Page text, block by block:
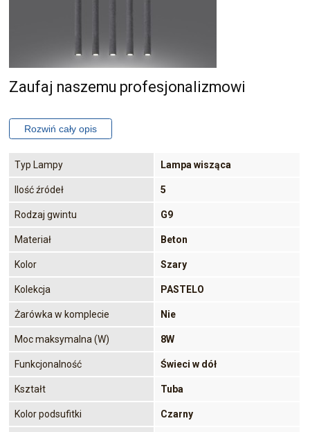
Zaufaj naszemu profesjonalizmowi
Typ Lampy Lampa wisząca
Ilość źródeł 5
Rodzaj gwintu G9
Materiał Beton
Kolor Szary
Kolekcja PASTELO
Żarówka w komplecie Nie
Moc maksymalna (W) 8W
Funkcjonalność Świeci w dół
Kształt Tuba
Kolor podsufitki Czarny